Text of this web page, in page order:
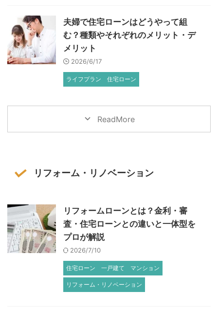
夫婦で住宅ローンはどうやって組
む？種類やそれぞれのメリット・デ
メリット
2026/6/17
ライフプラン 住宅ローン
ReadMore
リフォーム・リノベーション
リフォームローンとは？金利・審
査・住宅ローンとの違いと一体型を
プロが解説
2026/7/10
住宅ローン 一戸建て マンション
リフォーム・リノベーション